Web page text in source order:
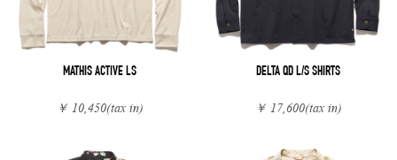
MATHIS ACTIVE LS
￥ 10,450(tax in)
DELTA QD L/S SHIRTS
￥ 17,600(tax in)